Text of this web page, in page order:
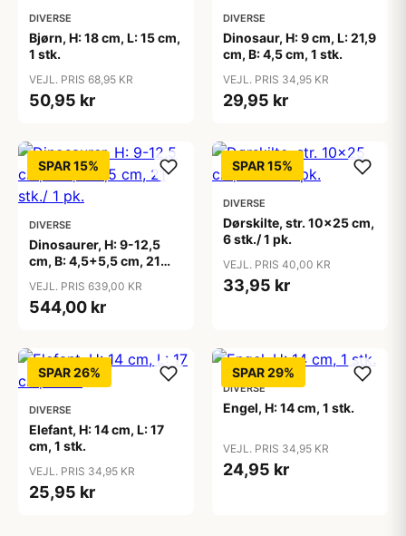
DIVERSE
Bjørn, H: 18 cm, L: 15 cm,
1 stk.
VEJL. PRIS 68,95 KR
50,95 kr
DIVERSE
Dinosaur, H: 9 cm, L: 21,9
cm, B: 4,5 cm, 1 stk.
VEJL. PRIS 34,95 KR
29,95 kr
SPAR 15%
DIVERSE
Dinosaurer, H: 9-12,5
cm, B: 4,5+5,5 cm, 21
VEJL. PRIS 639,00 KR
544,00 kr
SPAR 15%
DIVERSE
Dørskilte, str. 10x25 cm,
6 stk./ 1 pk.
VEJL. PRIS 40,00 KR
33,95 kr
SPAR 26%
DIVERSE
Elefant, H: 14 cm, L: 17
cm, 1 stk.
VEJL. PRIS 34,95 KR
25,95 kr
SPAR 29%
DIVERSE
Engel, H: 14 cm, 1 stk.
VEJL. PRIS 34,95 KR
24,95 kr